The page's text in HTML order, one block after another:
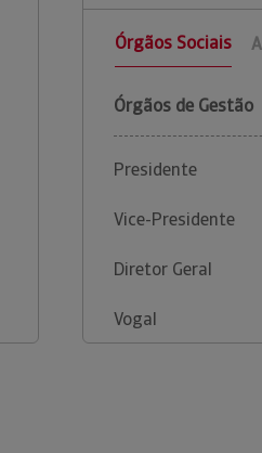
Órgãos Sociais
Órgãos de Gestão
Presidente
Vice-Presidente
Diretor Geral
Vogal